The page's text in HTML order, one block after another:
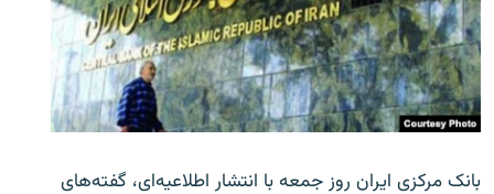
بانک مرکزی ایران روز جمعه با انتشار اطلاعیه‌ای، گفته‌های